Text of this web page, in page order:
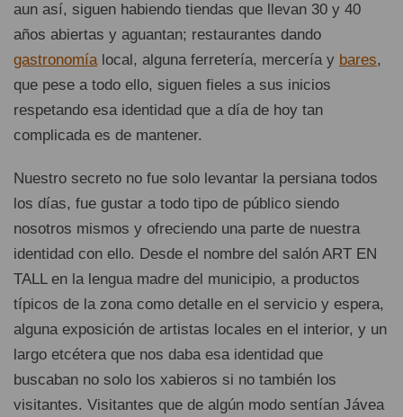
aun así, siguen habiendo tiendas que llevan 30 y 40
años abiertas y aguantan; restaurantes dando
gastronomíalocal, alguna ferretería, mercería y bares,
que pese a todo ello, siguen fieles a sus inicios
respetando esa identidad que a día de hoy tan
complicada es de mantener.
Nuestro secreto no fue solo levantar la persiana todos
los días, fue gustar a todo tipo de público siendo
nosotros mismos y ofreciendo una parte de nuestra
identidad con ello. Desde el nombre del salón ART EN
TALL en la lengua madre del municipio, a productos
típicos de la zona como detalle en el servicio y espera,
alguna exposición de artistas locales en el interior, y un
largo etcétera que nos daba esa identidad que
buscaban no solo los xabieros si no también los
visitantes. Visitantes que de algún modo sentían Jávea